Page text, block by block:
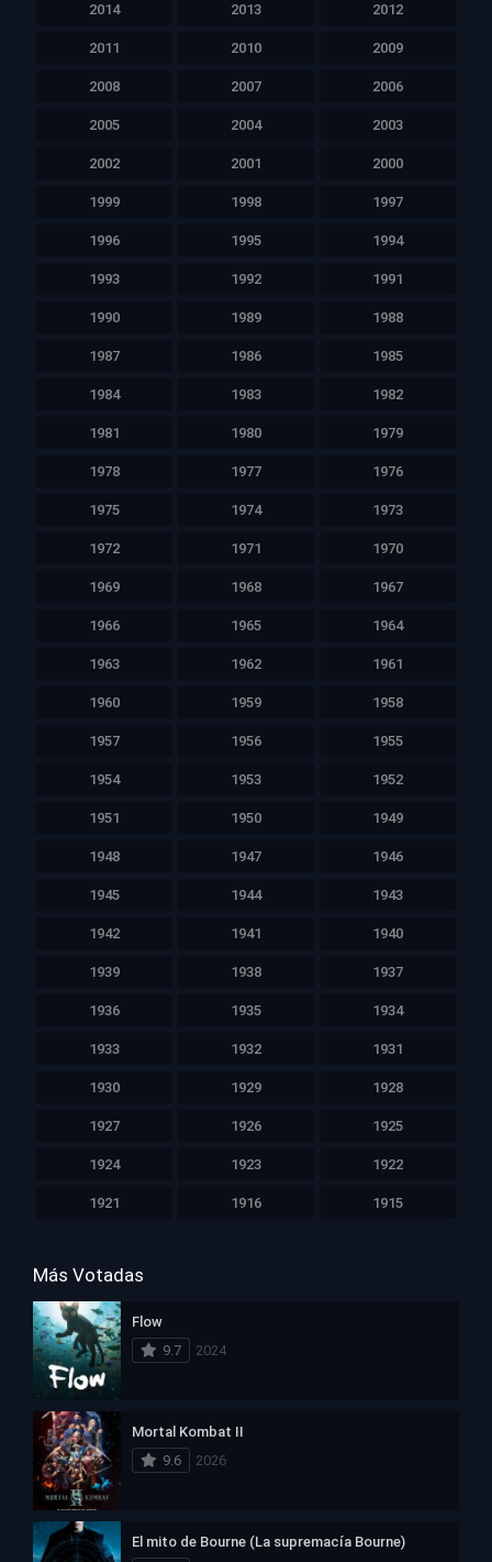
2014 2013 2012
2011 2010 2009
2008 2007 2006
2005 2004 2003
2002 2001 2000
1999 1998 1997
1996 1995 1994
1993 1992 1991
1990 1989 1988
1987 1986 1985
1984 1983 1982
1981 1980 1979
1978 1977 1976
1975 1974 1973
1972 1971 1970
1969 1968 1967
1966 1965 1964
1963 1962 1961
1960 1959 1958
1957 1956 1955
1954 1953 1952
1951 1950 1949
1948 1947 1946
1945 1944 1943
1942 1941 1940
1939 1938 1937
1936 1935 1934
1933 1932 1931
1930 1929 1928
1927 1926 1925
1924 1923 1922
1921 1916 1915
Más Votadas
Flow
9.7
2024
Mortal Kombat II
9.6
2026
El mito de Bourne (La supremacía Bourne)